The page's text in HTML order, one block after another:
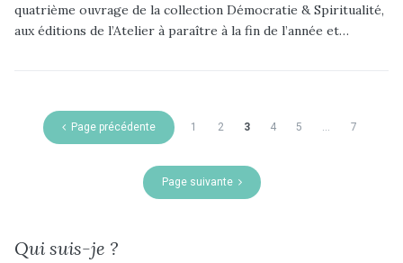
quatrième ouvrage de la collection Démocratie & Spiritualité,
aux éditions de l’Atelier à paraître à la fin de l’année et…
Page précédente 1 2 3 4 5 7
Page suivante
Qui suis-je ?